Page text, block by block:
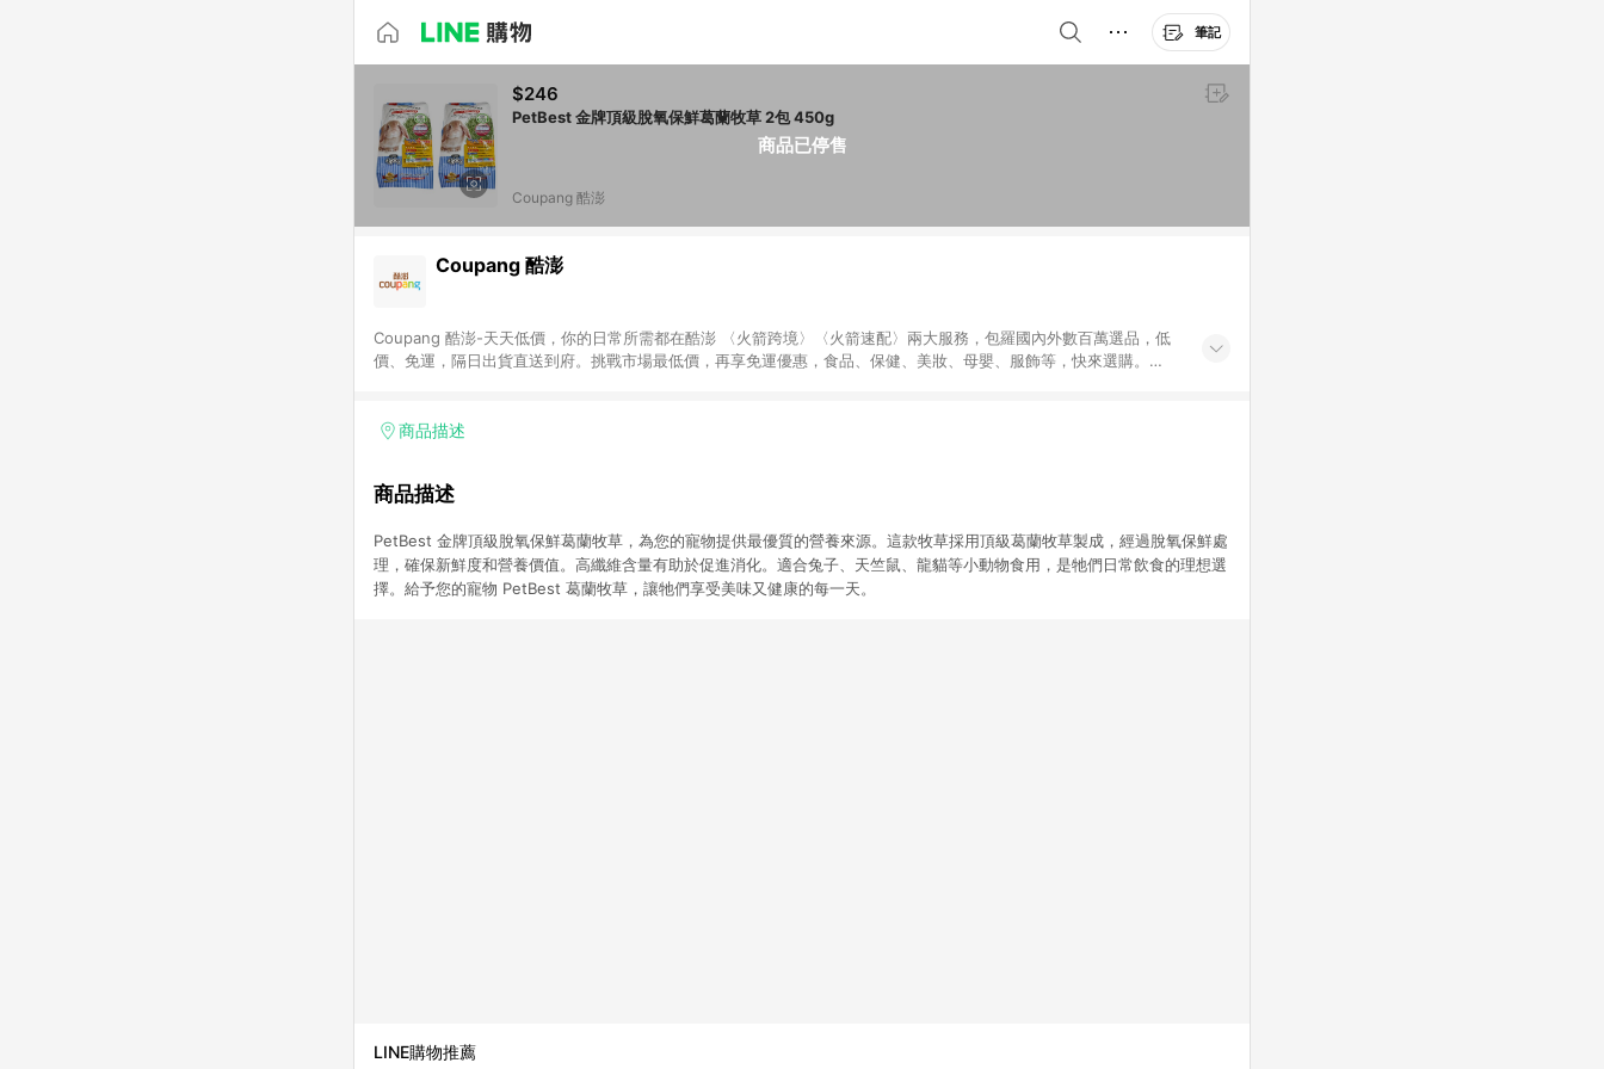
筆記
商品已停售
$246
PetBest 金牌頂級脫氧保鮮葛蘭牧草 2包 450g
Coupang 酷澎
Coupang 酷澎
Coupang 酷澎-天天低價，你的日常所需都在酷澎 〈火箭跨境〉〈火箭速配〉兩大服務，包羅國內外數百萬選品，低
價、免運，隔日出貨直送到府。挑戰市場最低價，再享免運優惠，食品、保健、美妝、母嬰、服飾等，快來選購。
商品描述
商品描述
PetBest 金牌頂級脫氧保鮮葛蘭牧草，為您的寵物提供最優質的營養來源。這款牧草採用頂級葛蘭牧草製成，經過脫氧保鮮處
理，確保新鮮度和營養價值。高纖維含量有助於促進消化。適合兔子、天竺鼠、龍貓等小動物食用，是牠們日常飲食的理想選
擇。給予您的寵物 PetBest 葛蘭牧草，讓牠們享受美味又健康的每一天。
LINE購物推薦